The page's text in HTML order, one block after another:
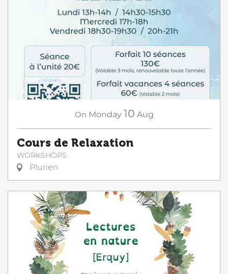
On Monday 10 Aug
Cours de Relaxation
WORKSHOPS
Plurien